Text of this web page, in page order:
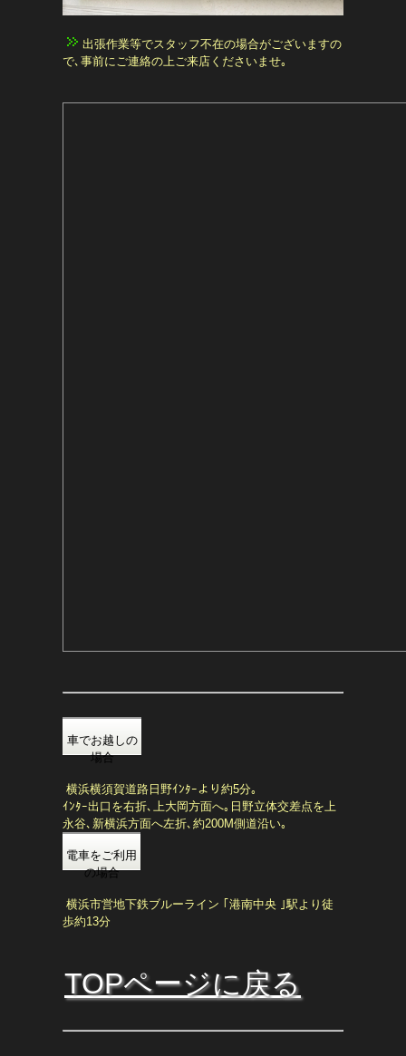
出張作業等でスタッフ不在の場合がございますの
で､事前にご連絡の上ご来店くださいませ｡
車でお越しの
場合
横浜横須賀道路日野ｲﾝﾀｰより約5分｡
ｲﾝﾀｰ出口を右折､上大岡方面へ｡日野立体交差点を上
永谷､新横浜方面へ左折､約200M側道沿い｡
電車をご利用
の場合
横浜市営地下鉄ブルーライン ｢港南中央 ｣駅より徒
歩約13分
TOPページに戻る